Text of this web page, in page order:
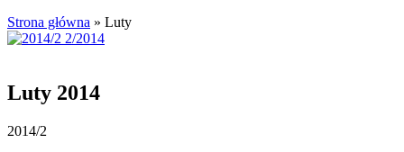
Strona główna » Luty
Luty 2014
2014/2